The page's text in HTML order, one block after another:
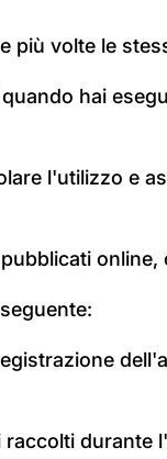
più volte le
hai
l'utilizzo e